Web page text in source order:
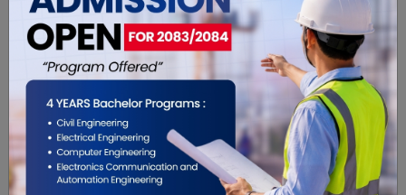
यो चाडमा माइतीले (बाबु आमा, दाजुभाइ) छोरी÷चेलीलाई
घरमा गई लिएर आउने वा बोलाएर मीठामीठा परिकार
बनाएर खुवाउने तथा मनका भावना एवम् सुख दुःख
साटासाट गरी एउटै ठाउँमा खानेबस्ने चलन छ । यस दिन
विशेष महत्वका साथ दरखाने गरिन्छ । यही दरखाने
दिनबाट नै तीज पर्वको आरम्भ भएको मानिन्छ । दरमा
ठाउँअनुसार विभिन्न मीठामीठा परिकार साथै खीर, ढकने,
सेलरोटी, केरालगायतका खाना, फलफूल खाने गरिन्छ ।